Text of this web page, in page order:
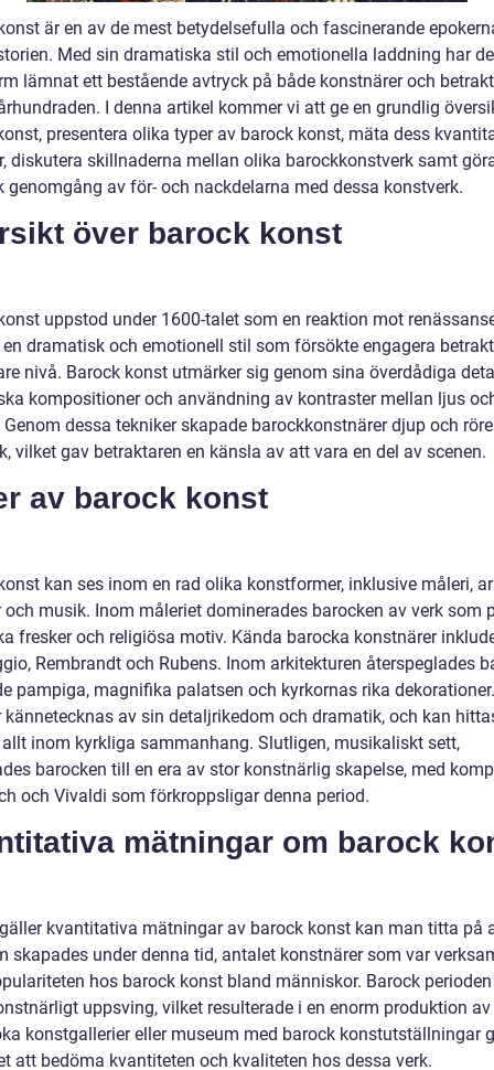
är en av de mest betydelsefulla och fascinerande
Med sin dramatiska stil och emotionella laddning har
lämnat ett bestående avtryck på både konstnärer och
I denna artikel kommer vi att ge en grundlig
presentera olika typer av barock konst, mäta dess
diskutera skillnaderna mellan olika barockkonstverk samt
genomgång av för- och nackdelarna med dessa konstverk.
över barock konst
uppstod under 1600-talet som en reaktion mot
dramatisk och emotionell stil som försökte engagera
nivå. Barock konst utmärker sig genom sina överdådiga
kompositioner och användning av kontraster mellan ljus
dessa tekniker skapade barockkonstnärer djup och
vilket gav betraktaren en känsla av att vara en del av scenen.
av barock konst
kan ses inom en rad olika konstformer, inklusive måleri,
musik. Inom måleriet dominerades barocken av verk som
fresker och religiösa motiv. Kända barocka konstnärer
Rembrandt och Rubens. Inom arkitekturen återspeglades
pampiga, magnifika palatsen och kyrkornas rika
kännetecknas av sin detaljrikedom och dramatik, och kan
inom kyrkliga sammanhang. Slutligen, musikaliskt sett,
barocken till en era av stor konstnärlig skapelse, med
och Vivaldi som förkroppsligar denna period.
mätningar om barock
kvantitativa mätningar av barock konst kan man titta på
skapades under denna tid, antalet konstnärer som var
hos barock konst bland människor. Barock
uppsving, vilket resulterade i en enorm produktion av
konstgallerier eller museum med barock konstutställningar
att bedöma kvantiteten och kvaliteten hos dessa verk.